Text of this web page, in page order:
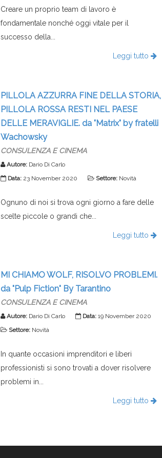
Creare un proprio team di lavoro è
fondamentale nonché oggi vitale per il
successo della...
Leggi tutto
PILLOLA AZZURRA FINE DELLA STORIA,
PILLOLA ROSSA RESTI NEL PAESE
DELLE MERAVIGLIE. da "Matrix" by fratelli
Wachowsky
CONSULENZA E CINEMA
Autore: Dario Di Carlo
Data: 23 November 2020 Settore: Novità
Ognuno di noi si trova ogni giorno a fare delle
scelte piccole o grandi che...
Leggi tutto
MI CHIAMO WOLF, RISOLVO PROBLEMI.
da "Pulp Fiction" By Tarantino
CONSULENZA E CINEMA
Autore: Dario Di Carlo Data: 19 November 2020
Settore: Novità
In quante occasioni imprenditori e liberi
professionisti si sono trovati a dover risolvere
problemi in...
Leggi tutto